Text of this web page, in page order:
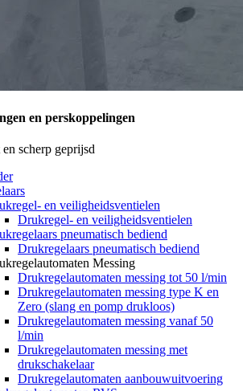
en perskoppelingen
scherp geprijsd
en veiligheidsventielen
Drukregel- en veiligheidsventielen
pneumatisch bediend
Drukregelaars pneumatisch bediend
Messing
Drukregelautomaten messing tot 50 l/min
Drukregelautomaten messing type K en
Zero (slang en pomp drukloos)
Drukregelautomaten messing vanaf 50
l/min
Drukregelautomaten messing met
drukschakelaar
Drukregelautomaten aanbouwuitvoering